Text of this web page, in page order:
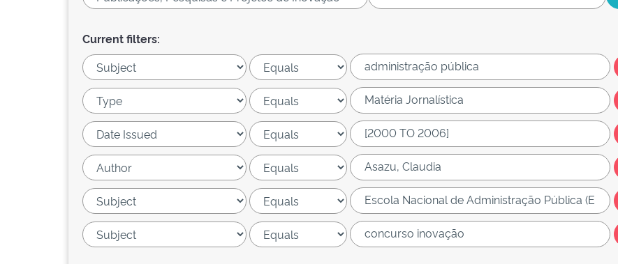
Current filters: